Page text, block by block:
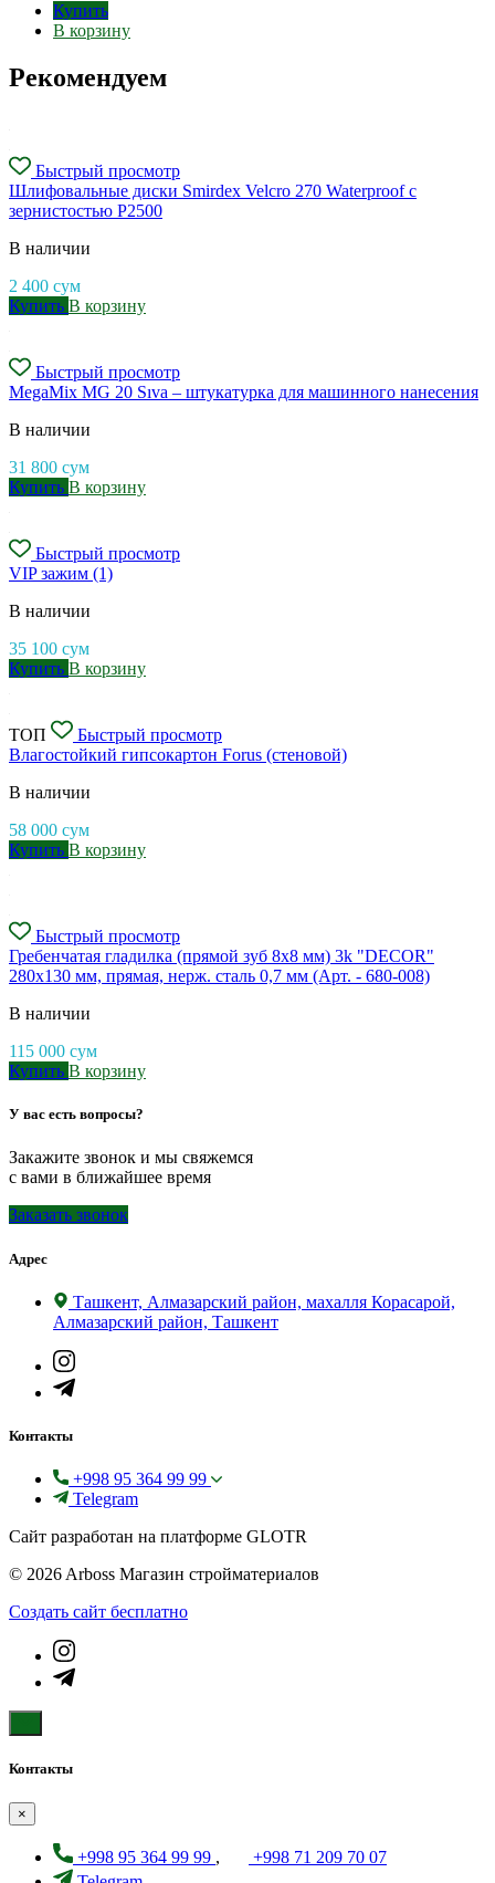
Купить
В корзину
Рекомендуем
Быстрый просмотр
Шлифовальные диски Smirdex Velcro 270 Waterproof с
зернистостью P2500
В наличии
2 400 сум
Купить В корзину
Быстрый просмотр
MegaMix MG 20 Sıva – штукатурка для машинного нанесения
В наличии
31 800 сум
Купить В корзину
Быстрый просмотр
VIP зажим (1)
В наличии
35 100 сум
Купить В корзину
ТОП
Быстрый просмотр
Влагостойкий гипсокартон Forus (стеновой)
В наличии
58 000 сум
Купить В корзину
Быстрый просмотр
Гребенчатая гладилка (прямой зуб 8х8 мм) 3k "DECOR"
280x130 мм, прямая, нерж. сталь 0,7 мм (Арт. - 680-008)
В наличии
115 000 сум
Купить В корзину
У вас есть вопросы?
Закажите звонок и мы свяжемся
с вами в ближайшее время
Заказать звонок
Адрес
Ташкент, Алмазарский район, махалля Корасарой,
Алмазарский район, Ташкент
Контакты
+998 95 364 99 99
Telegram
Сайт разработан на платформе GLOTR
© 2026 Arboss Магазин стройматериалов
Создать cайт бесплатно
Контакты
×
+998 95 364 99 99 ,
+998 71 209 70 07